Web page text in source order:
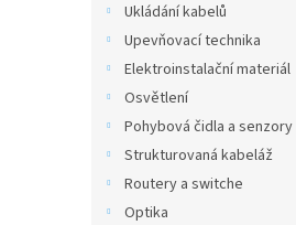
Ukládání kabelů
Upevňovací technika
Elektroinstalační materiál
Osvětlení
Pohybová čidla a senzory
Strukturovaná kabeláž
Routery a switche
Optika